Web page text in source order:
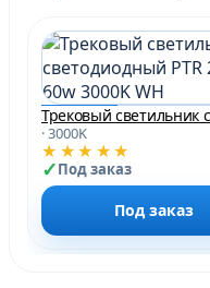
· 3000K
★★★★★
Под заказ
Под заказ